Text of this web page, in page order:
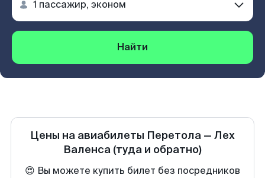
Найти
Цены на авиабилеты Перетола — Лех
Валенса (туда и обратно)
😍 Вы можете купить билет без посредников